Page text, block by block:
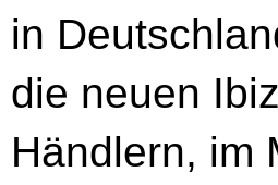
in
die neuen
Händlern, im